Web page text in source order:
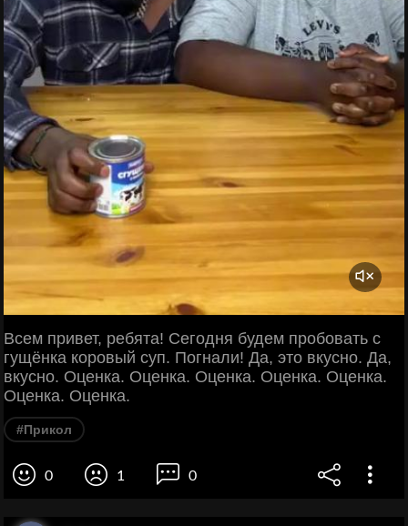
Всем привет, ребята! Сегодня будем пробовать с
гущёнка коровый суп. Погнали! Да, это вкусно. Да,
вкусно. Оценка. Оценка. Оценка. Оценка. Оценка.
Оценка. Оценка.
#Прикол
0 1 0